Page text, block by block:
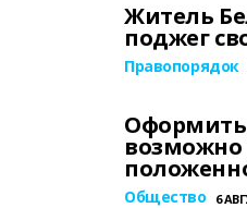
Житель
поджег
Правопорядок
Оформить
Общество 6